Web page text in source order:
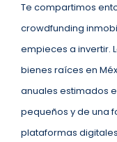
Te compartimos
crowdfunding
empieces a invertir.
bienes raíces en
anuales estimados
pequeños y de una
plataformas